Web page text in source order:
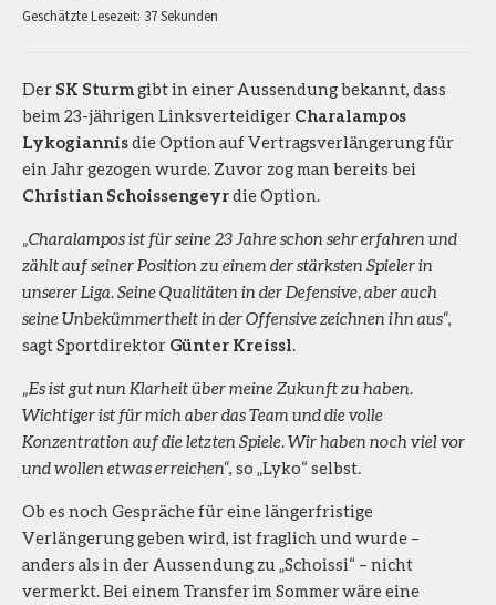
Geschätzte Lesezeit: 37 Sekunden
Der SK Sturmgibt in einer Aussendung bekannt, dass
beim 23-jährigen Linksverteidiger Charalampos
Lykogiannisdie Option auf Vertragsverlängerung für
ein Jahr gezogen wurde. Zuvor zog man bereits bei
Christian Schoissengeyrdie Option.
„Charalampos ist für seine 23 Jahre schon sehr erfahren und
zählt auf seiner Position zu einem der stärksten Spieler in
unserer Liga. Seine Qualitäten in der Defensive, aber auch
seine Unbekümmertheit in der Offensive zeichnen ihn aus“,
sagt Sportdirektor Günter Kreissl.
„Es ist gut nun Klarheit über meine Zukunft zu haben.
Wichtiger ist für mich aber das Team und die volle
Konzentration auf die letzten Spiele. Wir haben noch viel vor
und wollen etwas erreichen“, so „Lyko“ selbst.
Ob es noch Gespräche für eine längerfristige
Verlängerung geben wird, ist fraglich und wurde –
anders als in der Aussendung zu „Schoissi“ – nicht
vermerkt. Bei einem Transfer im Sommer wäre eine